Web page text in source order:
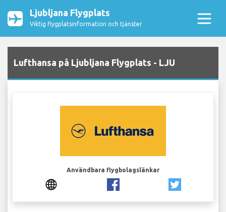
Ljubljana Flygplats
Viktig flygplatsinformation och tjänster
Lufthansa på Ljubljana Flygplats - LJU
Användbara flygbolagslänkar